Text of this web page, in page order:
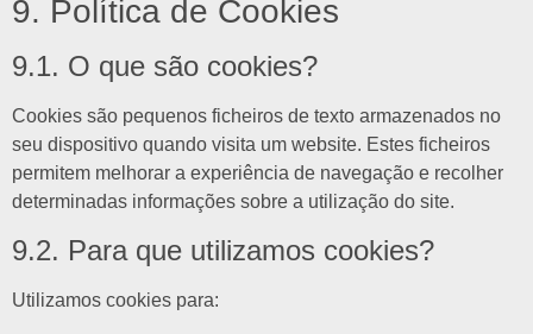
9. Política de Cookies
9.1. O que são cookies?
Cookies são pequenos ficheiros de texto armazenados no
seu dispositivo quando visita um website. Estes ficheiros
permitem melhorar a experiência de navegação e recolher
determinadas informações sobre a utilização do site.
9.2. Para que utilizamos cookies?
Utilizamos cookies para: